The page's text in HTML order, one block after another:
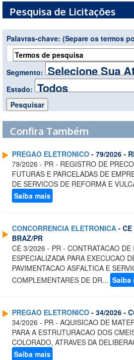
Pesquisa de Licitações
Palavras-chave: (Separe os termos
Segmento:
Estado:
Confira Também
PREGAO ELETRONICO - 79/2026 -
79/2026 - PR - REGISTRO DE
FUTURAS E PARCELADAS DE
DE SERVICOS DE REFORMA E
Saiba mais
CONCORRENCIA ELETRONICA -
BRAZ/PR
CE 3/2026 - PR - CONTRATACAO DE
ESPECIALIZADA PARA EXECUCAO
PAVIMENTACAO ASFALTICA E
COMPLEMENTARES DE DR... Saiba
PREGAO ELETRONICO - 34/2026 -
34/2026 - PR - AQUISICAO DE
PARA A ESTRUTURACAO DOS
COLORADO, ATRAVES DA
Saiba mais